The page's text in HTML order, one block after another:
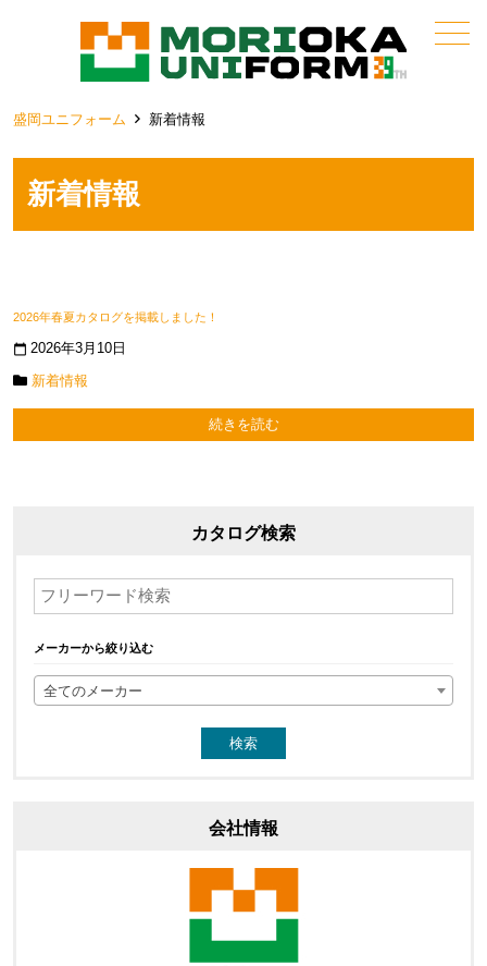
メニュー
盛岡ユニフォーム 新着情報
新着情報
2026年春夏カタログを掲載しました！
calendar_today 2026年3月10日
新着情報
続きを読む
カタログ検索
メーカーから絞り込む
全てのメーカー
会社情報